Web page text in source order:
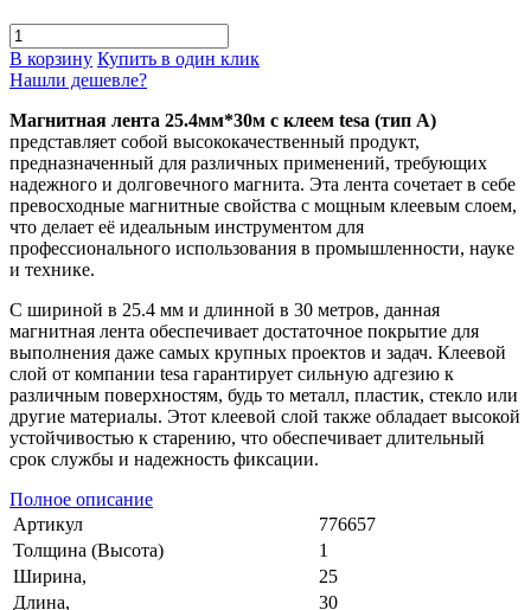
В корзину Купить в один клик
Нашли дешевле?
Магнитная лента 25.4мм*30м с клеем tesa (тип A)
представляет собой высококачественный продукт,
предназначенный для различных применений, требующих
надежного и долговечного магнита. Эта лента сочетает в себе
превосходные магнитные свойства с мощным клеевым слоем,
что делает её идеальным инструментом для
профессионального использования в промышленности, науке
и технике.
С шириной в 25.4 мм и длинной в 30 метров, данная
магнитная лента обеспечивает достаточное покрытие для
выполнения даже самых крупных проектов и задач. Клеевой
слой от компании tesa гарантирует сильную адгезию к
различным поверхностям, будь то металл, пластик, стекло или
другие материалы. Этот клеевой слой также обладает высокой
устойчивостью к старению, что обеспечивает длительный
срок службы и надежность фиксации.
Полное описание
Артикул
776657
Толщина (Высота)
1
Ширина,
25
Длина,
30